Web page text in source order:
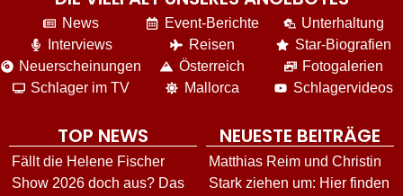
News
Interviews
Neuerscheinungen
Schlager im TV
Event-Berichte
Reisen
Österreich
Mallorca
Unterhaltung
Star-Biografien
Fotogalerien
Schlagervideos
TOP NEWS
Fällt die Helene Fischer
Show 2026 doch aus? Das
NEUESTE BEITRÄGE
Matthias Reim und Christin
Stark ziehen um: Hier finden